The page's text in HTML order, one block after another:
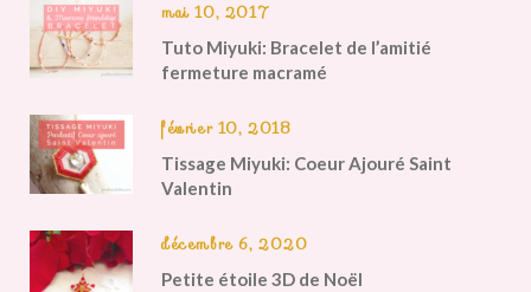
mai 10, 2017
Tuto Miyuki: Bracelet de l’amitié
fermeture macramé
février 10, 2018
Tissage Miyuki: Coeur Ajouré Saint
Valentin
décembre 6, 2020
Petite étoile 3D de Noël